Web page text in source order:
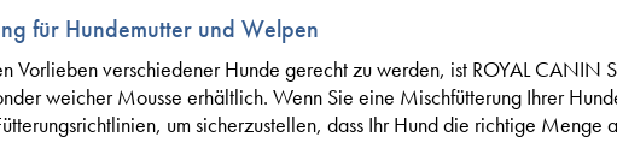
für Hundemutter und Welpen
Vorlieben verschiedener Hunde gerecht zu werden, ist ROYAL CANIN
weicher Mousse erhältlich. Wenn Sie eine Mischfütterung Ihrer
um sicherzustellen, dass Ihr Hund die richtige Menge